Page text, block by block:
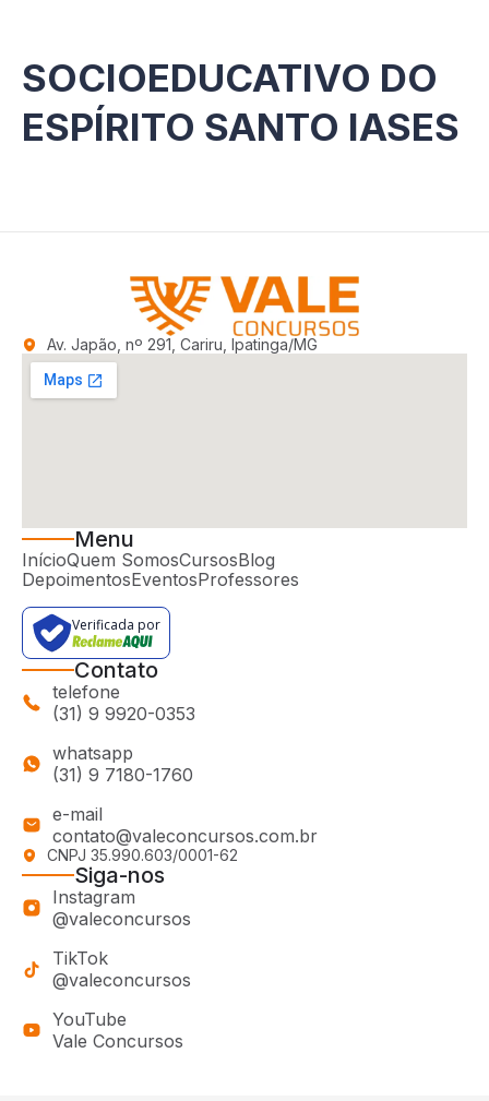
SOCIOEDUCATIVO DO
ESPÍRITO SANTO IASES
Av. Japão, nº 291, Cariru, Ipatinga/MG
Menu
InícioQuem SomosCursosBlog
DepoimentosEventosProfessores
Verificada por
Contato
telefone
(31) 9 9920-0353
whatsapp
(31) 9 7180-1760
e-mail
contato@valeconcursos.com.br
CNPJ 35.990.603/0001-62
Siga-nos
Instagram
@valeconcursos
TikTok
@valeconcursos
YouTube
Vale Concursos